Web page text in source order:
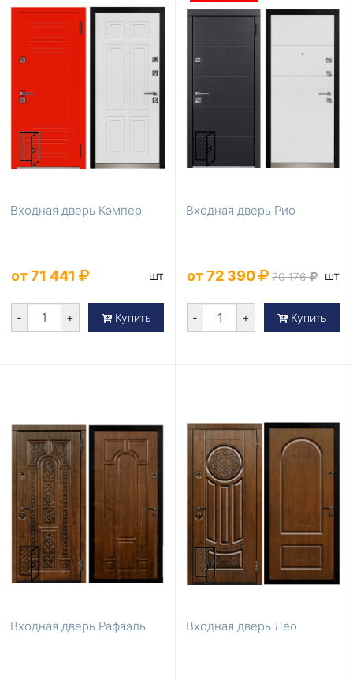
Входная дверь Кэмпер
от 71 441 шт
- + Купить
Входная дверь Рио
от 72 390 70 176 шт
- + Купить
Входная дверь Рафаэль Входная дверь Лео